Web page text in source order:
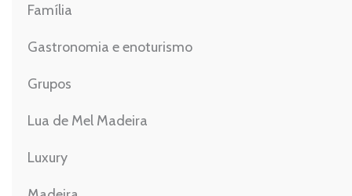
Família
Gastronomia e enoturismo
Grupos
Lua de Mel Madeira
Luxury